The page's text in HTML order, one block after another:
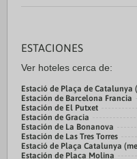
ESTACIONES
Ver hoteles cerca de:
Estació de Plaça de Catalunya
Estación de Barcelona Francia
Estación de El Putxet
Estación de Gracia
Estación de La Bonanova
Estación de Las Tres Torres
Estació de Plaça Catalunya
Estación de Placa Molina